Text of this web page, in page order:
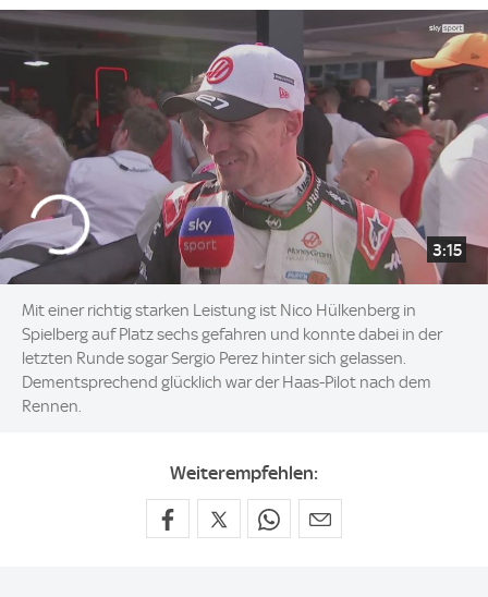
3:15
Mit einer richtig starken Leistung ist Nico Hülkenberg in
Spielberg auf Platz sechs gefahren und konnte dabei in der
letzten Runde sogar Sergio Perez hinter sich gelassen.
Dementsprechend glücklich war der Haas-Pilot nach dem
Rennen.
Weiterempfehlen: